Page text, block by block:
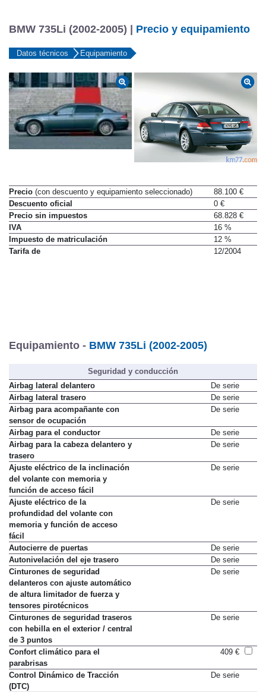
BMW 735Li (2002-2005) | Precio y equipamiento
Datos técnicos Equipamiento
Precio (con descuento y equipamiento seleccionado)
88.100 €
Descuento oficial
0 €
Precio sin impuestos
68.828 €
IVA
16 %
Impuesto de matriculación
12 %
Tarifa de
12/2004
Equipamiento - BMW 735Li (2002-2005)
Seguridad y conducción
Airbag lateral delantero
De serie
Airbag lateral trasero
De serie
Airbag para acompañante con
sensor de ocupación
De serie
Airbag para el conductor
De serie
Airbag para la cabeza delantero y
trasero
De serie
Ajuste eléctrico de la inclinación
del volante con memoria y
función de acceso fácil
De serie
Ajuste eléctrico de la
profundidad del volante con
memoria y función de acceso
fácil
De serie
Autocierre de puertas
De serie
Autonivelación del eje trasero
De serie
Cinturones de seguridad
delanteros con ajuste automático
de altura limitador de fuerza y
tensores pirotécnicos
De serie
Cinturones de seguridad traseros
con hebilla en el exterior / central
de 3 puntos
De serie
Confort climático para el
parabrisas
409 €
Control Dinámico de Tracción
(DTC)
De serie